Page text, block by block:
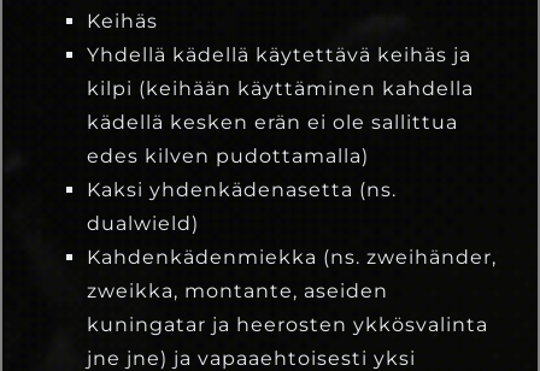
Keihäs
Yhdellä kädellä käytettävä keihäs ja
kilpi (keihään käyttäminen kahdella
kädellä kesken erän ei ole sallittua
edes kilven pudottamalla)
Kaksi yhdenkädenasetta (ns.
dualwield)
Kahdenkädenmiekka (ns. zweihänder,
zweikka, montante, aseiden
kuningatar ja heerosten ykkösvalinta
jne jne) ja vapaaehtoisesti yksi